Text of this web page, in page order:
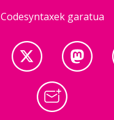
Codesyntaxek garatua